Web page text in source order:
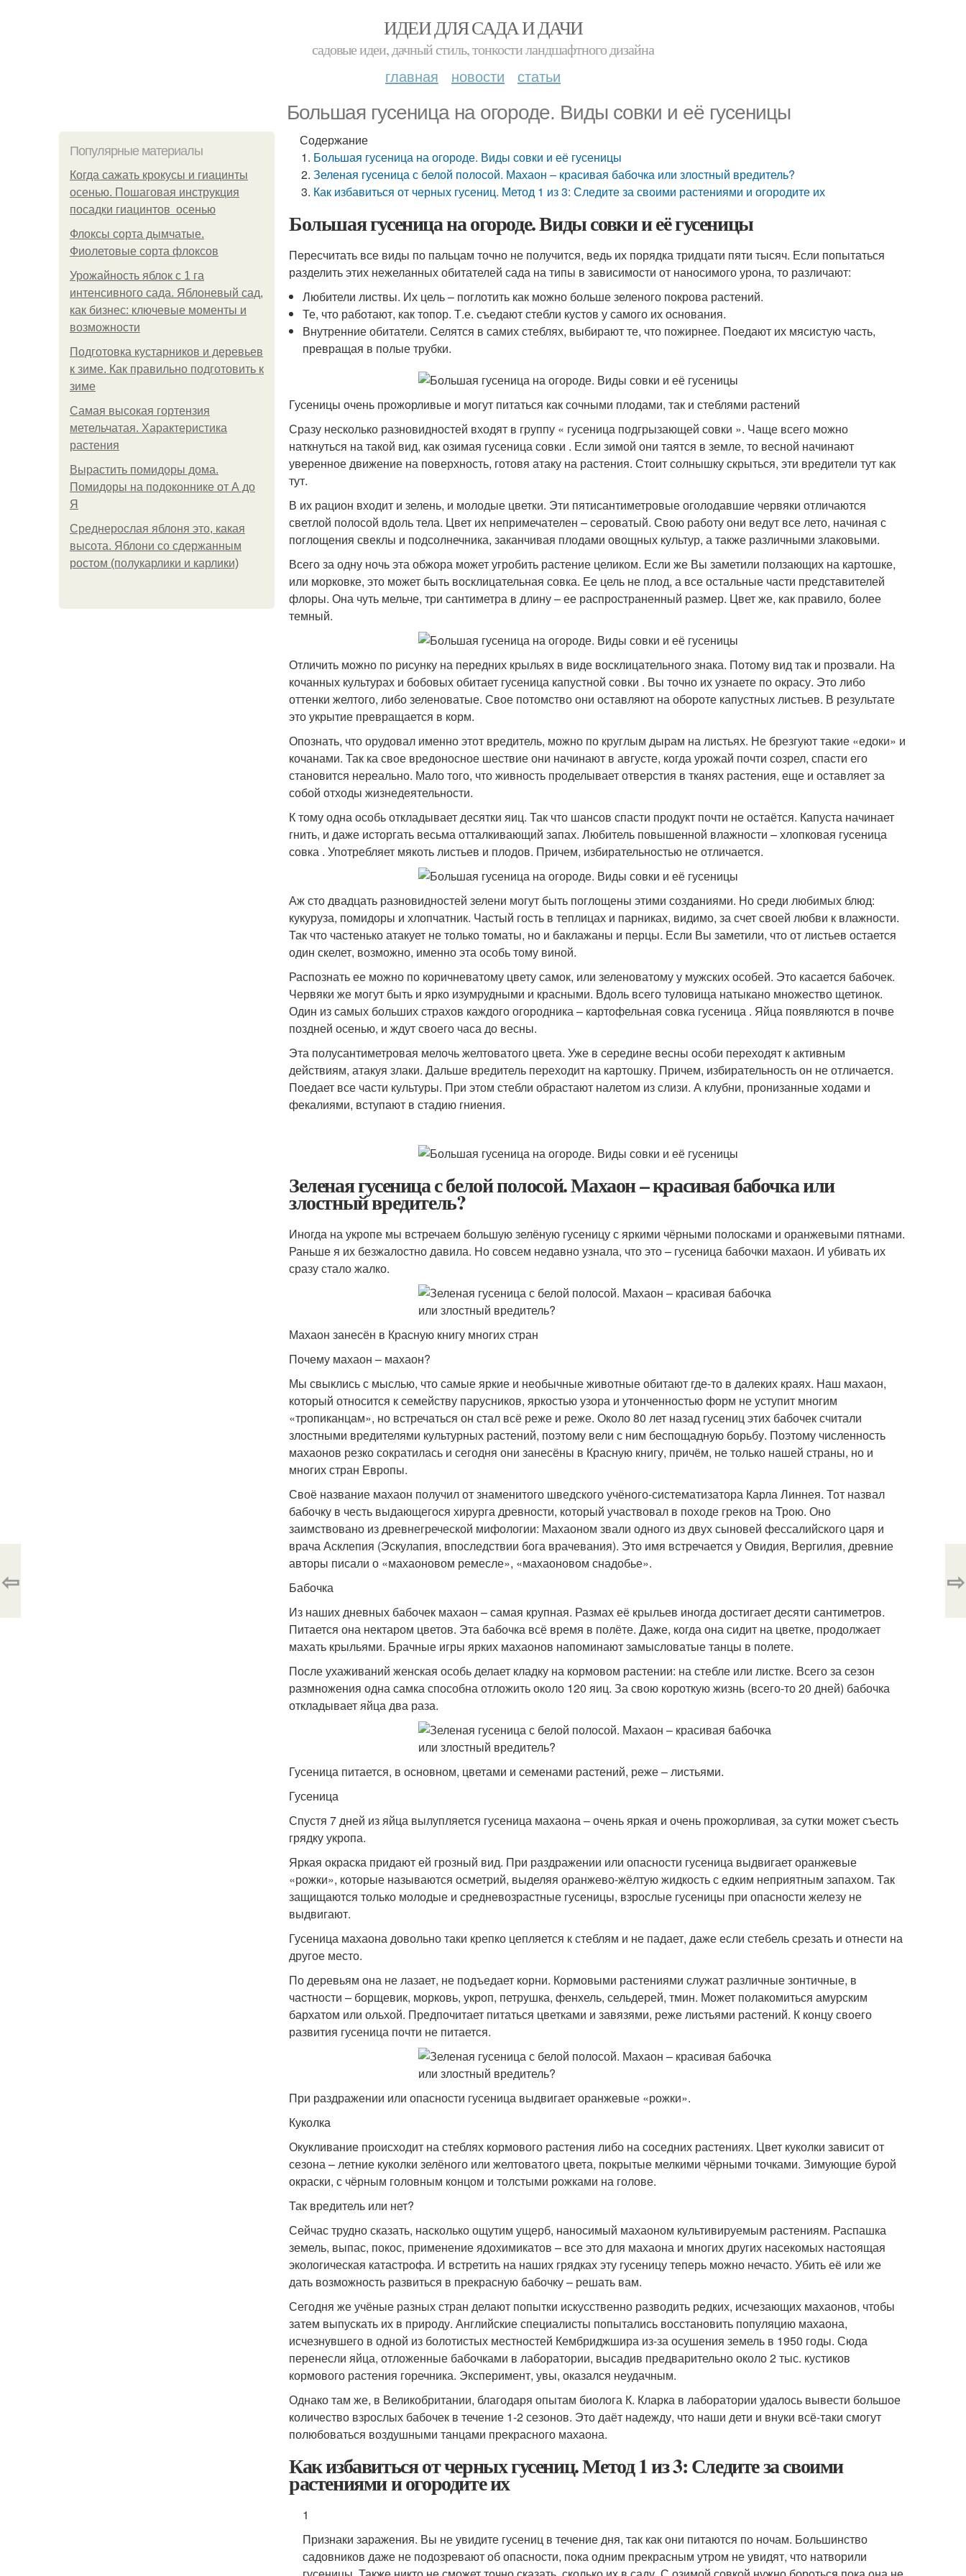
ИДЕИ ДЛЯ САДА И ДАЧИ
садовые идеи, дачный стиль, тонкости ландшафтного дизайна
главная новости статьи
Большая гусеница на огороде. Виды совки и её гусеницы
Популярные материалы
Когда сажать крокусы и гиацинты
осенью. Пошаговая инструкция
посадки гиацинтов осенью
Флоксы сорта дымчатые.
Фиолетовые сорта флоксов
Урожайность яблок с 1 га
интенсивного сада. Яблоневый сад,
как бизнес: ключевые моменты и
возможности
Подготовка кустарников и деревьев
к зиме. Как правильно подготовить к
зиме
Самая высокая гортензия
метельчатая. Характеристика
растения
Вырастить помидоры дома.
Помидоры на подоконнике от А до
Я
Среднерослая яблоня это, какая
высота. Яблони со сдержанным
ростом (полукарлики и карлики)
Содержание
Большая гусеница на огороде. Виды совки и её гусеницы
Зеленая гусеница с белой полосой. Махаон – красивая бабочка или злостный вредитель?
Как избавиться от черных гусениц. Метод 1 из 3: Следите за своими растениями и огородите их
Большая гусеница на огороде. Виды совки и её гусеницы
Пересчитать все виды по пальцам точно не получится, ведь их порядка тридцати пяти тысяч. Если попытаться
разделить этих нежеланных обитателей сада на типы в зависимости от наносимого урона, то различают:
Любители листвы. Их цель – поглотить как можно больше зеленого покрова растений.
Те, что работают, как топор. Т.е. съедают стебли кустов у самого их основания.
Внутренние обитатели. Селятся в самих стеблях, выбирают те, что пожирнее. Поедают их мясистую часть,
превращая в полые трубки.
Гусеницы очень прожорливые и могут питаться как сочными плодами, так и стеблями растений
Сразу несколько разновидностей входят в группу « гусеница подгрызающей совки ». Чаще всего можно
наткнуться на такой вид, как озимая гусеница совки . Если зимой они таятся в земле, то весной начинают
уверенное движение на поверхность, готовя атаку на растения. Стоит солнышку скрыться, эти вредители тут как
тут.
В их рацион входит и зелень, и молодые цветки. Эти пятисантиметровые оголодавшие червяки отличаются
светлой полосой вдоль тела. Цвет их непримечателен – сероватый. Свою работу они ведут все лето, начиная с
поглощения свеклы и подсолнечника, заканчивая плодами овощных культур, а также различными злаковыми.
Всего за одну ночь эта обжора может угробить растение целиком. Если же Вы заметили ползающих на картошке,
или морковке, это может быть восклицательная совка. Ее цель не плод, а все остальные части представителей
флоры. Она чуть мельче, три сантиметра в длину – ее распространенный размер. Цвет же, как правило, более
темный.
Отличить можно по рисунку на передних крыльях в виде восклицательного знака. Потому вид так и прозвали. На
кочанных культурах и бобовых обитает гусеница капустной совки . Вы точно их узнаете по окрасу. Это либо
оттенки желтого, либо зеленоватые. Свое потомство они оставляют на обороте капустных листьев. В результате
это укрытие превращается в корм.
Опознать, что орудовал именно этот вредитель, можно по круглым дырам на листьях. Не брезгуют такие «едоки» и
кочанами. Так ка свое вредоносное шествие они начинают в августе, когда урожай почти созрел, спасти его
становится нереально. Мало того, что живность проделывает отверстия в тканях растения, еще и оставляет за
собой отходы жизнедеятельности.
К тому одна особь откладывает десятки яиц. Так что шансов спасти продукт почти не остаётся. Капуста начинает
гнить, и даже исторгать весьма отталкивающий запах. Любитель повышенной влажности – хлопковая гусеница
совка . Употребляет мякоть листьев и плодов. Причем, избирательностью не отличается.
Аж сто двадцать разновидностей зелени могут быть поглощены этими созданиями. Но среди любимых блюд:
кукуруза, помидоры и хлопчатник. Частый гость в теплицах и парниках, видимо, за счет своей любви к влажности.
Так что частенько атакует не только томаты, но и баклажаны и перцы. Если Вы заметили, что от листьев остается
один скелет, возможно, именно эта особь тому виной.
Распознать ее можно по коричневатому цвету самок, или зеленоватому у мужских особей. Это касается бабочек.
Червяки же могут быть и ярко изумрудными и красными. Вдоль всего туловища натыкано множество щетинок.
Один из самых больших страхов каждого огородника – картофельная совка гусеница . Яйца появляются в почве
поздней осенью, и ждут своего часа до весны.
Эта полусантиметровая мелочь желтоватого цвета. Уже в середине весны особи переходят к активным
действиям, атакуя злаки. Дальше вредитель переходит на картошку. Причем, избирательность он не отличается.
Поедает все части культуры. При этом стебли обрастают налетом из слизи. А клубни, пронизанные ходами и
фекалиями, вступают в стадию гниения.
Зеленая гусеница с белой полосой. Махаон – красивая бабочка или
злостный вредитель?
Иногда на укропе мы встречаем большую зелёную гусеницу с яркими чёрными полосками и оранжевыми пятнами.
Раньше я их безжалостно давила. Но совсем недавно узнала, что это – гусеница бабочки махаон. И убивать их
сразу стало жалко.
Махаон занесён в Красную книгу многих стран
Почему махаон – махаон?
Мы свыклись с мыслью, что самые яркие и необычные животные обитают где-то в далеких краях. Наш махаон,
который относится к семейству парусников, яркостью узора и утонченностью форм не уступит многим
«тропиканцам», но встречаться он стал всё реже и реже. Около 80 лет назад гусениц этих бабочек считали
злостными вредителями культурных растений, поэтому вели с ним беспощадную борьбу. Поэтому численность
махаонов резко сократилась и сегодня они занесёны в Красную книгу, причём, не только нашей страны, но и
многих стран Европы.
Своё название махаон получил от знаменитого шведского учёного-систематизатора Карла Линнея. Тот назвал
бабочку в честь выдающегося хирурга древности, который участвовал в походе греков на Трою. Оно
заимствовано из древнегреческой мифологии: Махаоном звали одного из двух сыновей фессалийского царя и
врача Асклепия (Эскулапия, впоследствии бога врачевания). Это имя встречается у Овидия, Вергилия, древние
авторы писали о «махаоновом ремесле», «махаоновом снадобье».
Бабочка
Из наших дневных бабочек махаон – самая крупная. Размах её крыльев иногда достигает десяти сантиметров.
Питается она нектаром цветов. Эта бабочка всё время в полёте. Даже, когда она сидит на цветке, продолжает
махать крыльями. Брачные игры ярких махаонов напоминают замысловатые танцы в полете.
После ухаживаний женская особь делает кладку на кормовом растении: на стебле или листке. Всего за сезон
размножения одна самка способна отложить около 120 яиц. За свою короткую жизнь (всего-то 20 дней) бабочка
откладывает яйца два раза.
Гусеница питается, в основном, цветами и семенами растений, реже – листьями.
Гусеница
Спустя 7 дней из яйца вылупляется гусеница махаона – очень яркая и очень прожорливая, за сутки может съесть
грядку укропа.
Яркая окраска придают ей грозный вид. При раздражении или опасности гусеница выдвигает оранжевые
«рожки», которые называются осметрий, выделяя оранжево-жёлтую жидкость с едким неприятным запахом. Так
защищаются только молодые и средневозрастные гусеницы, взрослые гусеницы при опасности железу не
выдвигают.
Гусеница махаона довольно таки крепко цепляется к стеблям и не падает, даже если стебель срезать и отнести на
другое место.
По деревьям она не лазает, не подъедает корни. Кормовыми растениями служат различные зонтичные, в
частности – борщевик, морковь, укроп, петрушка, фенхель, сельдерей, тмин. Может полакомиться амурским
бархатом или ольхой. Предпочитает питаться цветками и завязями, реже листьями растений. К концу своего
развития гусеница почти не питается.
При раздражении или опасности гусеница выдвигает оранжевые «рожки».
Куколка
Окукливание происходит на стеблях кормового растения либо на соседних растениях. Цвет куколки зависит от
сезона – летние куколки зелёного или желтоватого цвета, покрытые мелкими чёрными точками. Зимующие бурой
окраски, с чёрным головным концом и толстыми рожками на голове.
Так вредитель или нет?
Сейчас трудно сказать, насколько ощутим ущерб, наносимый махаоном культивируемым растениям. Распашка
земель, выпас, покос, применение ядохимикатов – все это для махаона и многих других насекомых настоящая
экологическая катастрофа. И встретить на наших грядках эту гусеницу теперь можно нечасто. Убить её или же
дать возможность развиться в прекрасную бабочку – решать вам.
Сегодня же учёные разных стран делают попытки искусственно разводить редких, исчезающих махаонов, чтобы
затем выпускать их в природу. Английские специалисты попытались восстановить популяцию махаона,
исчезнувшего в одной из болотистых местностей Кембриджшира из-за осушения земель в 1950 годы. Сюда
перенесли яйца, отложенные бабочками в лаборатории, высадив предварительно около 2 тыс. кустиков
кормового растения горечника. Эксперимент, увы, оказался неудачным.
Однако там же, в Великобритании, благодаря опытам биолога К. Кларка в лаборатории удалось вывести большое
количество взрослых бабочек в течение 1-2 сезонов. Это даёт надежду, что наши дети и внуки всё-таки смогут
полюбоваться воздушными танцами прекрасного махаона.
Как избавиться от черных гусениц. Метод 1 из 3: Следите за своими
растениями и огородите их
1
Признаки заражения. Вы не увидите гусениц в течение дня, так как они питаются по ночам. Большинство
садовников даже не подозревают об опасности, пока одним прекрасным утром не увидят, что натворили
⇦ ⇨